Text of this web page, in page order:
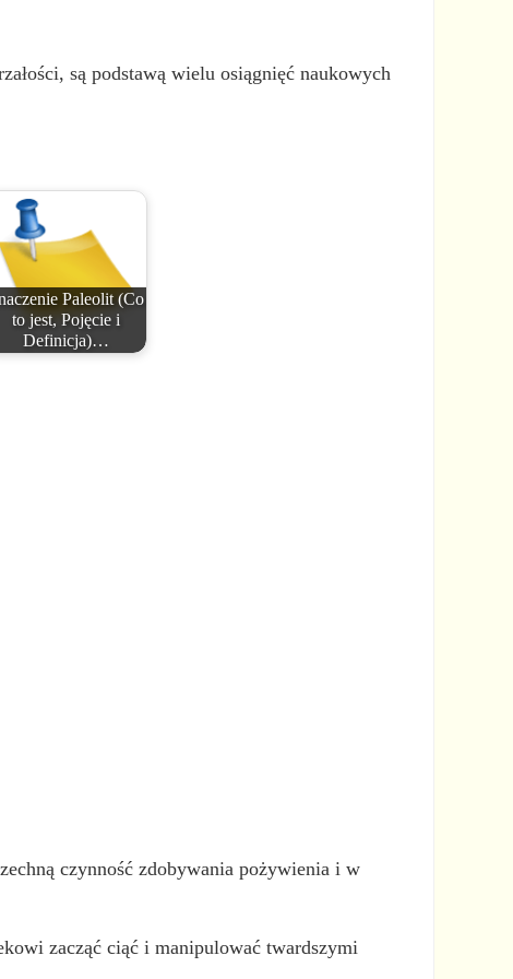
są podstawą wielu osiągnięć naukowych
Paleolit (Co
to jest, Pojęcie i
Definicja)…
czynność zdobywania pożywienia i w
zacząć ciąć i manipulować twardszymi